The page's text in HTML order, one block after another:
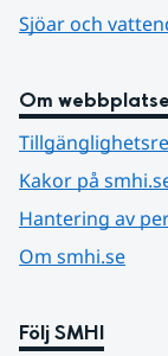
Sjöar och
Om
Kakor på
Hantering av
Om smhi.se
Följ SMHI